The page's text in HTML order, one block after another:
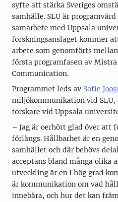
syfte att stärka Sveriges
samhälle. SLU är
samarbete med Uppsala
forskningsanslaget kommer
arbete som genomförts
första programfasen av
Communication.
Programmet leds av Sofie
miljökommunikation vid SLU,
forskare vid Uppsala
– Jag är oerhört glad över att
förlängs. Hållbarhet är en
samhället och där behövs
acceptans bland många olika
utveckling är en i hög grad
är kommunikation om vad
innebära, och hur det kan